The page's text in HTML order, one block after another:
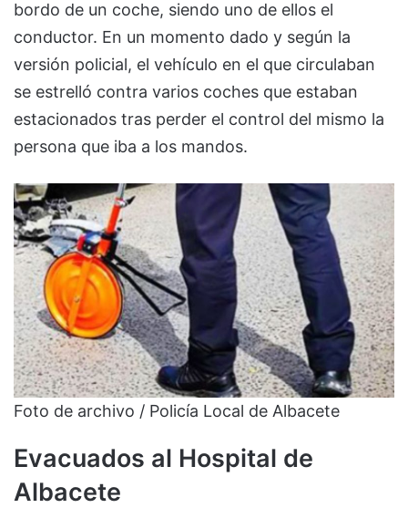
bordo de un coche, siendo uno de ellos el
conductor. En un momento dado y según la
versión policial, el vehículo en el que circulaban
se estrelló contra varios coches que estaban
estacionados tras perder el control del mismo la
persona que iba a los mandos.
Foto de archivo / Policía Local de Albacete
Evacuados al Hospital de
Albacete